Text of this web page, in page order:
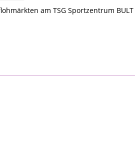
am TSG Sportzentrum